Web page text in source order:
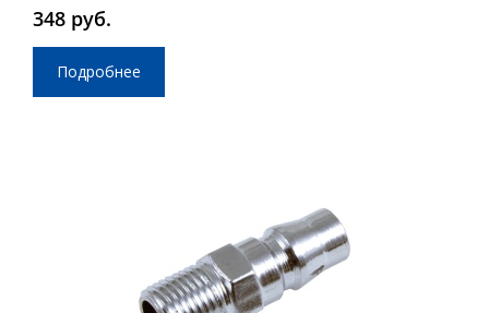
348 руб.
Подробнее